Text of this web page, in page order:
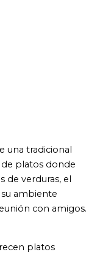
una tradicional
de platos donde
de verduras, el
ambiente
con amigos.
platos